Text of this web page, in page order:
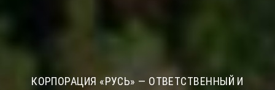
КОРПОРАЦИЯ «РУСЬ» — ОТВЕТСТВЕННЫЙ И